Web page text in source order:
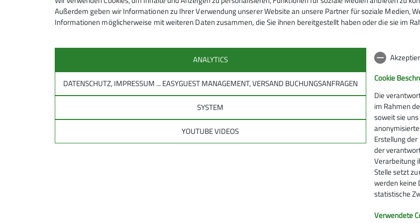
Anmeldung bis 31.05.2026
Außerdem geben wir Informationen zu Ihrer Verwendung unserer Website an unsere Partner für soziale Medien,
Informationen möglicherweise mit weiteren Daten zusammen, die Sie ihnen bereitgestellt haben oder die sie im
ANALYTICS
DATENSCHUTZ, IMPRESSUM ... EASYGUEST MANAGEMENT, VERSAND BUCHUNGSANFRAGEN
SYSTEM
YOUTUBE VIDEOS
Cookie
Die
im Rahmen
soweit sie
Erstellung
der
Verarbeitung
Stelle setzt
werden keine
statistische
Verwendete